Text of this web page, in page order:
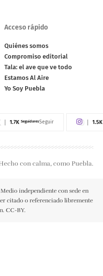
Acceso rápido
Quiénes somos
Compromiso editorial
Tala: el ave que ve todo
Estamos Al Aire
Yo Soy Puebla
1.7K SeguidoresSeguir 1.5K
con calma, como Puebla.
independiente con sede en
citado o referenciado libremente
CC-BY.